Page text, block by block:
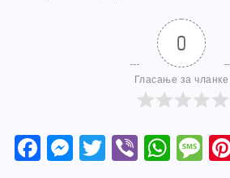
0
Гласање за чланке
F
M T
Vi W M